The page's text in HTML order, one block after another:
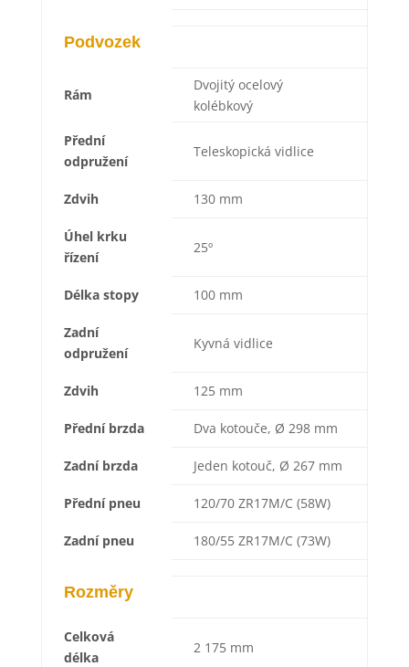
Podvozek
Rám
Dvojitý ocelový
kolébkový
Přední
odpružení
Teleskopická vidlice
Zdvih 130 mm
Úhel krku
řízení
25º
Délka stopy 100 mm
Zadní
odpružení
Kyvná vidlice
Zdvih 125 mm
Přední brzda Dva kotouče, Ø 298 mm
Zadní brzda Jeden kotouč, Ø 267 mm
Přední pneu 120/70 ZR17M/C (58W)
Zadní pneu 180/55 ZR17M/C (73W)
Rozměry
Celková
délka
2 175 mm